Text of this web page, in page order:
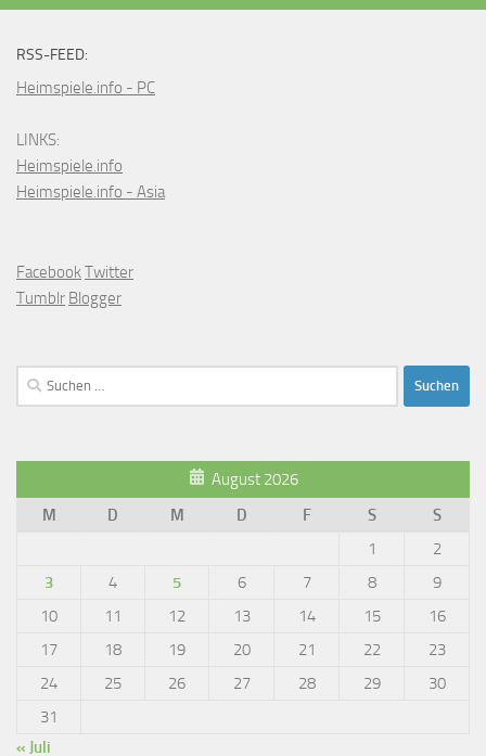
RSS-FEED:
Heimspiele.info - PC
LINKS:
Heimspiele.info
Heimspiele.info - Asia
FacebookTwitter
Tumblr Blogger
Suchen
nach:
August 2026
M
D M D F S
S
1
2
3
4 5 6 7 8
9
10
11 12 13 14 15
16
17
18 19 20 21 22
23
24
25 26 27 28 29
30
31
« Juli